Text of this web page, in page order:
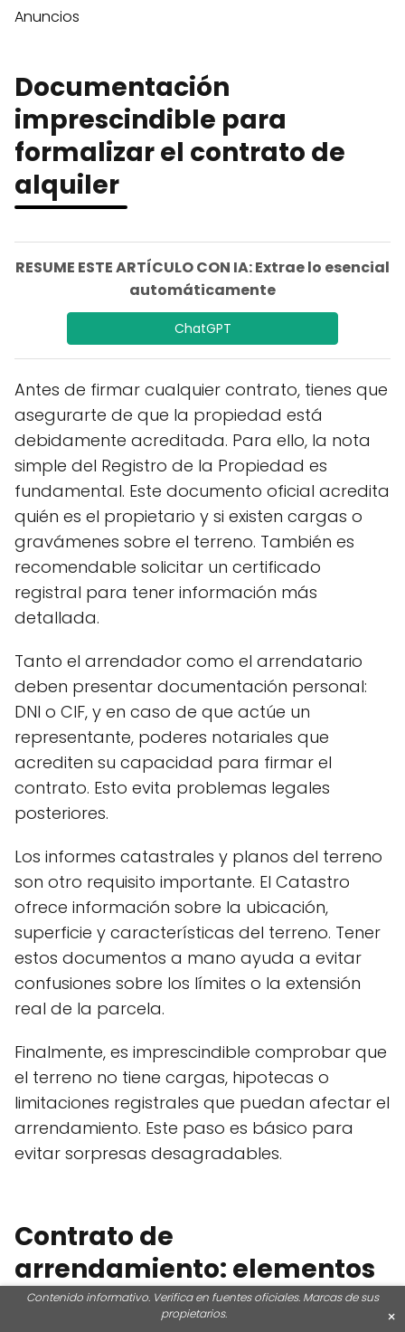
Anuncios
Documentación
imprescindible para
formalizar el contrato de
alquiler
RESUME ESTE ARTÍCULO CON IA: Extrae lo esencial
automáticamente
ChatGPT
Antes de firmar cualquier contrato, tienes que
asegurarte de que la propiedad está
debidamente acreditada. Para ello, la nota
simple del Registro de la Propiedad es
fundamental. Este documento oficial acredita
quién es el propietario y si existen cargas o
gravámenes sobre el terreno. También es
recomendable solicitar un certificado
registral para tener información más
detallada.
Tanto el arrendador como el arrendatario
deben presentar documentación personal:
DNI o CIF, y en caso de que actúe un
representante, poderes notariales que
acrediten su capacidad para firmar el
contrato. Esto evita problemas legales
posteriores.
Los informes catastrales y planos del terreno
son otro requisito importante. El Catastro
ofrece información sobre la ubicación,
superficie y características del terreno. Tener
estos documentos a mano ayuda a evitar
confusiones sobre los límites o la extensión
real de la parcela.
Finalmente, es imprescindible comprobar que
el terreno no tiene cargas, hipotecas o
limitaciones registrales que puedan afectar el
arrendamiento. Este paso es básico para
evitar sorpresas desagradables.
Contrato de
arrendamiento: elementos
esenciales y
Contenido informativo. Verifica en fuentes oficiales. Marcas de sus
propietarios.
×